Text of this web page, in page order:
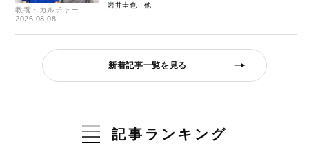
教養・カルチャー
2026.08.08
岩井圭也
新着記事一覧を見る
記事ランキング